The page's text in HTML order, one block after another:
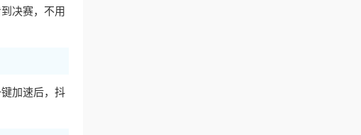
决赛，不用
加速后，抖